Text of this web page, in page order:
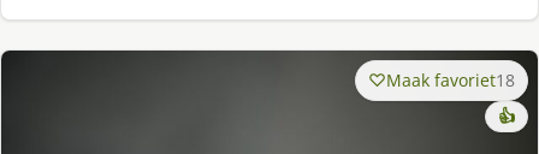
Maak favoriet18
👍